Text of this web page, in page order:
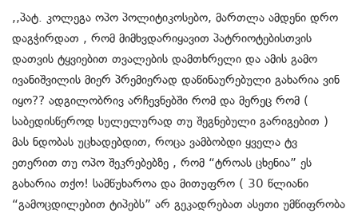
,,პატ. კოლეგა ოპო პოლიტიკოსებო, მართლა ამდენი დრო
დაგჭირდათ , რომ მიმხვდარიყავით პატრიოტებისთვის
დათვის ტყვიებით თვალების დამთხრელი და ამის გამო
ივანიშვილის მიერ პრემიერად დაწინაურებული გახარია ვინ
იყო?? ადგილობრივ არჩევნებში რომ და მერეც რომ (
საბედისწეროდ სულელურად თუ შეგნებული გარიგებით )
მას ნდობას უცხადებდით, როცა ვამბობდი ყველა ტვ
ეთერით თუ ოპო შეკრებებზე , რომ “ტროას ცხენია” ეს
გახარია თქო! სამწუხაროა და მითუფრო ( 30 წლიანი
“გამოცდილებით ტიპებს” არ გეკადრებათ ასეთი უმწიფრობა